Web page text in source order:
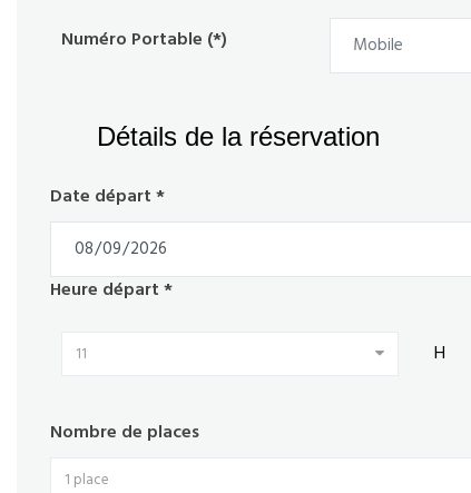
Numéro Portable (*)
Détails de la réservation
Date départ *
Heure départ *
11 H
Nombre de places
1 place